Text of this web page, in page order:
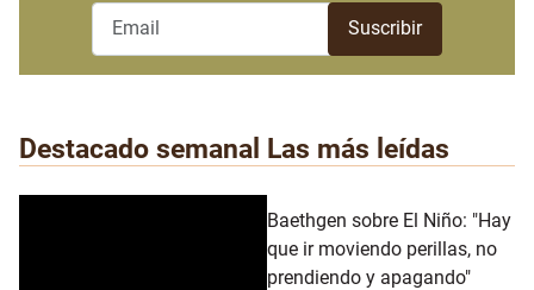
Destacado semanal Las más leídas
Baethgen sobre El Niño: "Hay
que ir moviendo perillas, no
prendiendo y apagando"